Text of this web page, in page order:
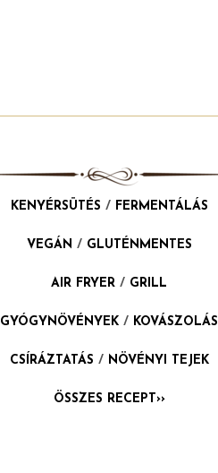
KENYÉRSÜTÉS / FERMENTÁLÁS
VEGÁN / GLUTÉNMENTES
AIR FRYER / GRILL
GYÓGYNÖVÉNYEK / KOVÁSZOLÁS
CSÍRÁZTATÁS / NÖVÉNYI TEJEK
ÖSSZES RECEPT››